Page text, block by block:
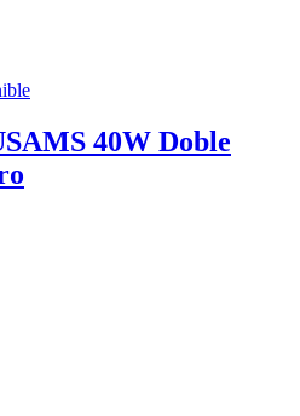
40W Doble